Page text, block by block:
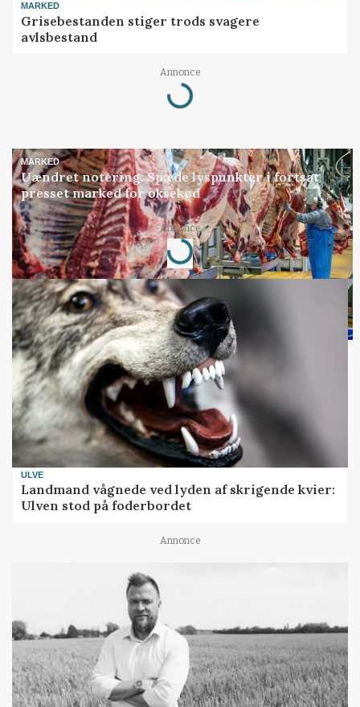
MARKED
Grisebestanden stiger trods svagere
avlsbestand
Annonce
Loading...
MARKED
Uændret notering: Spæde lyspunkter i fortsat
presset marked for oksekød
Annonce
Loading...
ULVE
Landmand vågnede ved lyden af skrigende kvier:
Ulven stod på foderbordet
Annonce